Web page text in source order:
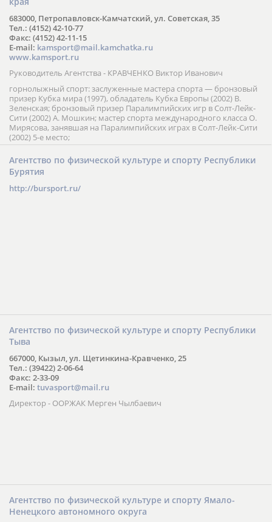
683000, Петропавловск-Камчатский, ул. Советская, 35
Тел.: (4152) 42-10-77
Факс: (4152) 42-11-15
E-mail: kamsport@mail.kamchatka.ru
www.kamsport.ru
Руководитель Агентства - КРАВЧЕНКО Виктор Иванович
горнолыжный спорт: заслуженные мастера спорта — бронзовый
призер Кубка мира (1997), обладатель Кубка Европы (2002) В.
Зеленская; бронзовый призер Паралимпийских игр в Солт-Лейк-
Сити (2002) А. Мошкин; мастер спорта международного класса О.
Мирясова, занявшая на Паралимпийских играх в Солт-Лейк-Сити
(2002) 5-е место;
Агентство по физической культуре и спорту Республики
Бурятия
http://bursport.ru/
Агентство по физической культуре и спорту Республики
Тыва
667000, Кызыл, ул. Щетинкина-Кравченко, 25
Тел.: (39422) 2-06-64
Факс: 2-33-09
E-mail: tuvasport@mail.ru
Директор - ООРЖАК Мерген Чылбаевич
Агентство по физической культуре и спорту Ямало-
Ненецкого автономного округа